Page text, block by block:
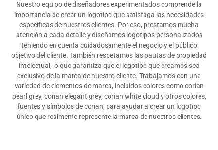
Nuestro equipo de diseñadores experimentados comprende la
importancia de crear un logotipo que satisfaga las necesidades
específicas de nuestros clientes. Por eso, prestamos mucha
atención a cada detalle y diseñamos logotipos personalizados
teniendo en cuenta cuidadosamente el negocio y el público
objetivo del cliente. También respetamos las pautas de propiedad
intelectual, lo que garantiza que el logotipo que creamos sea
exclusivo de la marca de nuestro cliente. Trabajamos con una
variedad de elementos de marca, incluidos colores como corian
pearl grey, corian elegant grey, corian white cloud y otros colores,
fuentes y símbolos de corian, para ayudar a crear un logotipo
único que realmente represente la marca de nuestros clientes.